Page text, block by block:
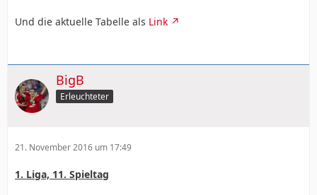
Und die aktuelle Tabelle als Link
BigB
Erleuchteter
21. November 2016 um 17:49
1. Liga, 11. Spieltag